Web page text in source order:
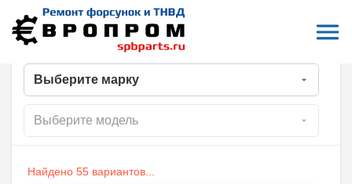
На главную Все форсунки
Найдено 55 вариантов...